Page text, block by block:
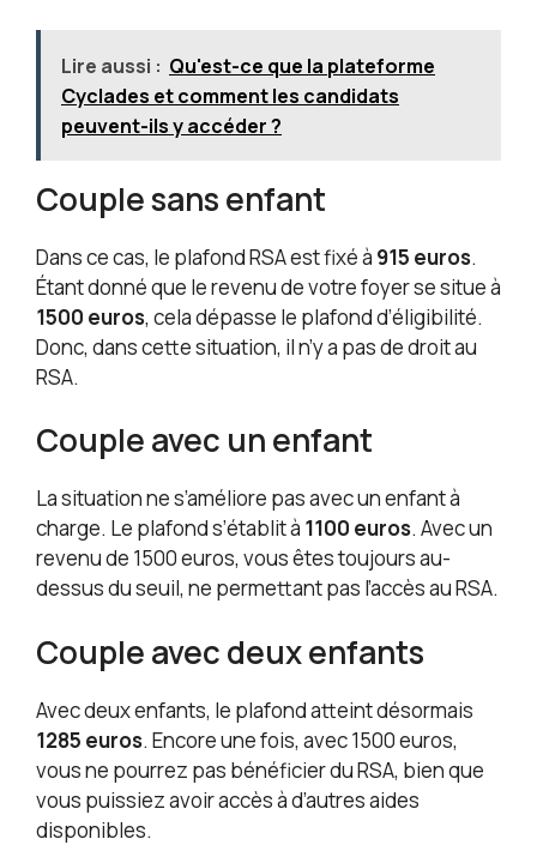
Lire aussi : Qu'est-ce que la plateforme
Cyclades et comment les candidats
peuvent-ils y accéder ?
Couple sans enfant
Dans ce cas, le plafond RSA est fixé à 915 euros.
Étant donné que le revenu de votre foyer se situe à
1500 euros, cela dépasse le plafond d’éligibilité.
Donc, dans cette situation, il n’y a pas de droit au
RSA.
Couple avec un enfant
La situation ne s’améliore pas avec un enfant à
charge. Le plafond s’établit à 1100 euros. Avec un
revenu de 1500 euros, vous êtes toujours au-
dessus du seuil, ne permettant pas l’accès au RSA.
Couple avec deux enfants
Avec deux enfants, le plafond atteint désormais
1285 euros. Encore une fois, avec 1500 euros,
vous ne pourrez pas bénéficier du RSA, bien que
vous puissiez avoir accès à d’autres aides
disponibles.